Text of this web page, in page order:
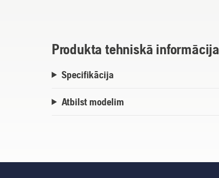
Produkta tehniskā informācija
Specifikācija
Atbilst modelim